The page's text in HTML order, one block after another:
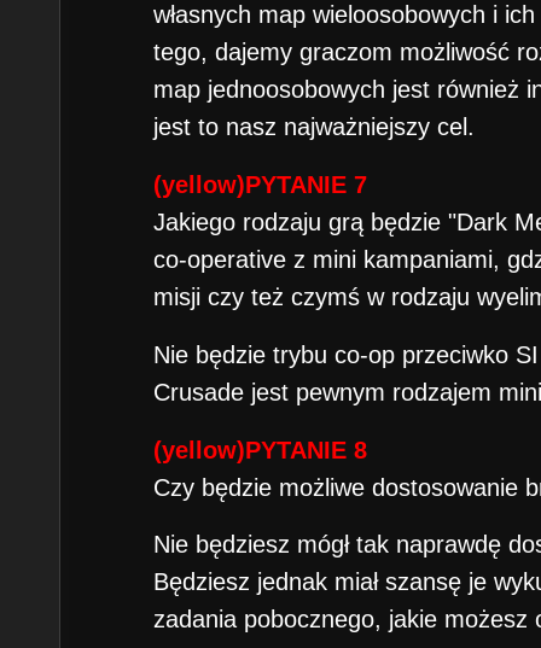
własnych map wieloosobowych i
tego, dajemy graczom możliwość
map jednoosobowych jest również
jest to nasz najważniejszy cel.
(yellow)PYTANIE 7
Jakiego rodzaju grą będzie "Dark
co-operative z mini kampaniami,
misji czy też czymś w rodzaju
Nie będzie trybu co-op przeciwko
Crusade jest pewnym rodzajem
(yellow)PYTANIE 8
Czy będzie możliwe dostosowanie
Nie będziesz mógł tak naprawdę
Będziesz jednak miał szansę je
zadania pobocznego, jakie możesz